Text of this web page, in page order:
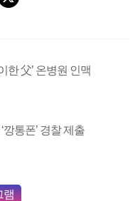
한 父’ 온병원 인맥
깡통폰’ 경찰 제출
램